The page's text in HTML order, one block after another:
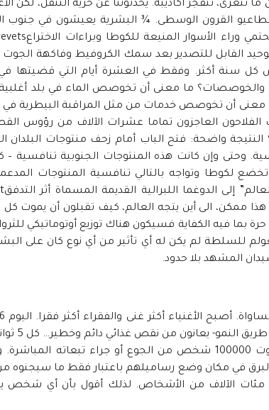
ما تتعرى، تتفجر أكاذيبه. يحدثوننا عن حرية التنقل، لكن
القرون الوسطى. ¾ البشرية يعيشون في جنوب
القابل للتصدير بعد سمك الكروفيط وفاكهة الجوت
كل سنة أكثر. وفقط في العشرة أيام التي قضيتها
تسريح 82 ألف امرأة. والخوصصات؟ ما معنى أن تخوصص الماء في بلد
معنى أن تخوصص خدمات من مثل المراقبة البيطرية في
العاجزون تماما عشرات الآلاف من رؤوس
النتيجة واضحة: فتح الباب أمام زحف منتوجات البلدان
وحتى وإن كانت هذه المنتوجات الجنوبية تنافسية –
تخضع لكوطا وتواجه بالتالي تنافسية المنتوجات
هذا ممكن، الى أين يتجه العالم، كيف تقبلون أن يموت كل
فيه الكفاية فسيكون هناك توزيع أوتوماتيكي
للسلطة لم يكن له أي تأثير من أي نوع كان على
المشهد بلا حدود.
بالمئة
العاشرة بسبب الجوع. كل يوم يموت 100000 شخص من الجوع أو جراء
في مكان وضع رساميلهم باعتبار فقط ما سيجنوه
مئات الآلاف من الأشخاص. لذلك أقول بأن أي